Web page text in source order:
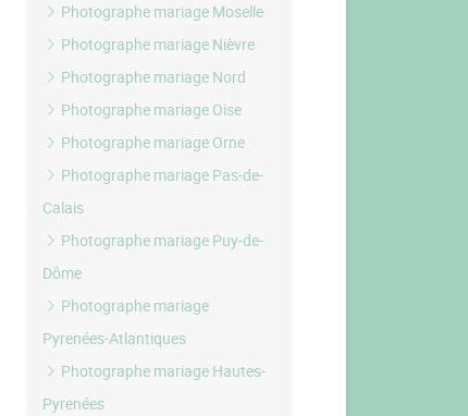
Photographe mariage Moselle
Photographe mariage Nièvre
Photographe mariage Nord
Photographe mariage Oise
Photographe mariage Orne
Photographe mariage Pas-de-
Calais
Photographe mariage Puy-de-
Dôme
Photographe mariage
Pyrenées-Atlantiques
Photographe mariage Hautes-
Pyrenées